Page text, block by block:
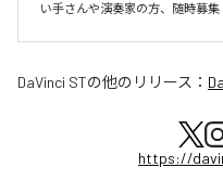
い手さんや演奏家の方、随時募集
DaVinci STの他のリリース：
https://